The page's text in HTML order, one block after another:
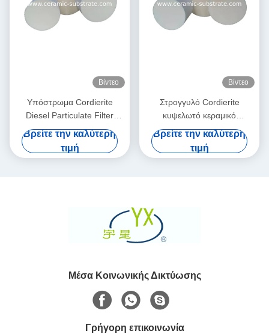
Βίντεο
Υπόστρωμα Cordierite
Diesel Particulate Filter
Λευκό υψηλής πορώσματος
Βρείτε την καλύτερη
τιμή
Βίντεο
Στρογγυλό Cordierite
κυψελωτό κεραμικό
υπόστρωμα 100 Dpf
πυκνότητα 200 κυττάρων
CPSI
Βρείτε την καλύτερη
τιμή
Μέσα Κοινωνικής Δικτύωσης
Γρήγορη επικοινωνία